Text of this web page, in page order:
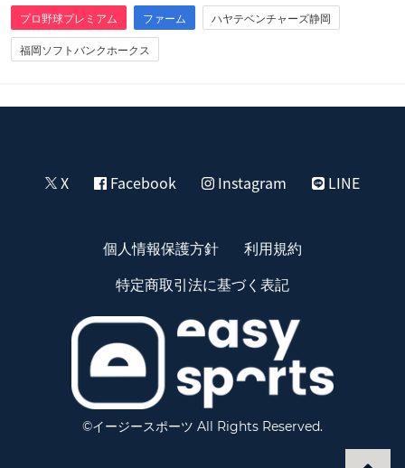
プロ野球プレミアム ファーム
ハヤテベンチャーズ静岡
福岡ソフトバンクホークス
X Facebook Instagram LINE
個人情報保護方針
利用規約
特定商取引法に基づく表記
©イージースポーツ All Rights Reserved.